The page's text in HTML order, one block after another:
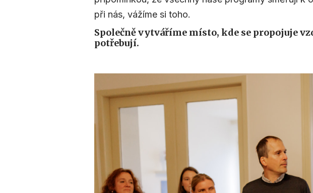
při nás, vážíme si toho.
Společně vytváříme místo, kde se propojuje
potřebují.